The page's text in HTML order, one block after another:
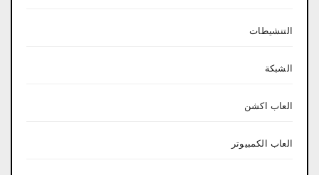
التنشيطات
الشبكة
العاب اكشن
العاب الكمبيوتر